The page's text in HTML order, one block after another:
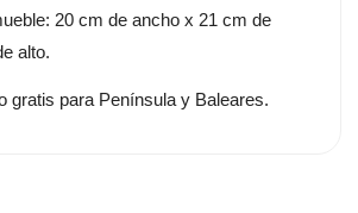
20 cm de ancho x 21 cm de
alto.
gratis para Península y Baleares.